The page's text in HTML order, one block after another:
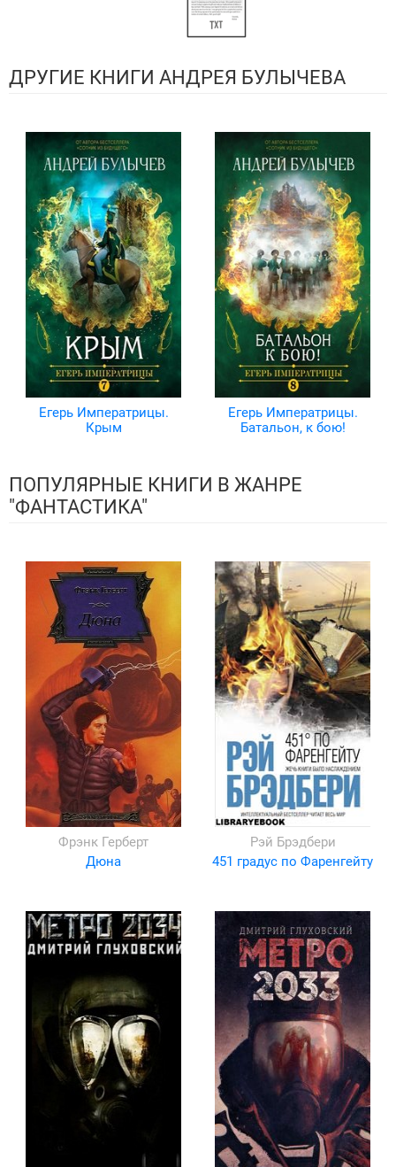
ДРУГИЕ КНИГИ АНДРЕЯ БУЛЫЧЕВА
Егерь Императрицы.
Крым
Егерь Императрицы.
Батальон, к бою!
ПОПУЛЯРНЫЕ КНИГИ В ЖАНРЕ
"ФАНТАСТИКА"
Фрэнк Герберт
Дюна
Рэй Брэдбери
451 градус по Фаренгейту